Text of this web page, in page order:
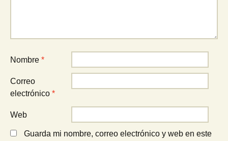
Nombre *
Correo
electrónico *
Web
Guarda mi nombre, correo electrónico y web en este